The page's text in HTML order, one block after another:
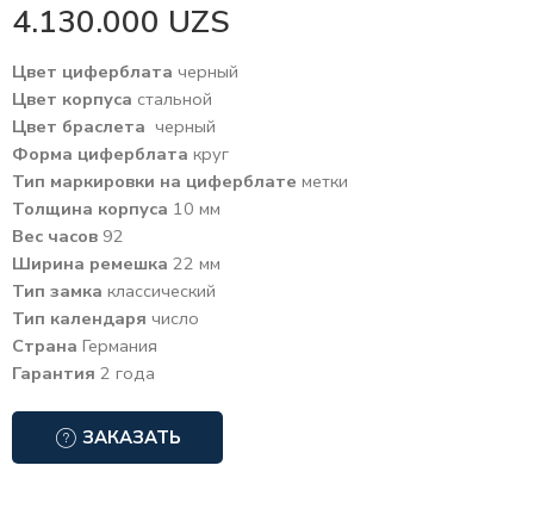
4.130.000 UZS
Цвет циферблата черный
Цвет корпуса стальной
Цвет браслета черный
Форма циферблата круг
Тип маркировки на циферблате метки
Толщина корпуса 10 мм
Вес часов 92
Ширина ремешка 22 мм
Тип замка классический
Тип календаря число
Страна Германия
Гарантия 2 года
ЗАКАЗАТЬ